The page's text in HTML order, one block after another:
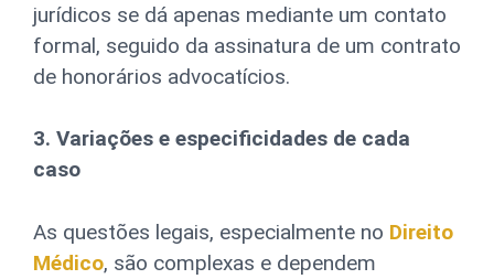
jurídicos se dá apenas mediante um contato
formal, seguido da assinatura de um contrato
de honorários advocatícios.
3. Variações e especificidades de cada
caso
As questões legais, especialmente no Direito
Médico, são complexas e dependem